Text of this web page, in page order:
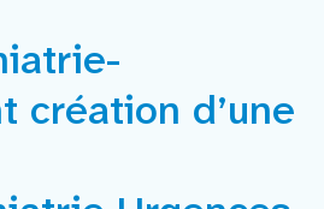
création d’une